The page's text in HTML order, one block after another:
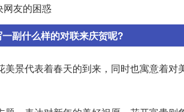
网友的困惑
副什么样的对联来庆贺呢?
景代表着春天的到来，同时也寓意着